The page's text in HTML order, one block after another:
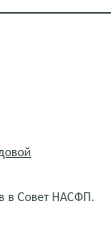
в Совет НАСФП.